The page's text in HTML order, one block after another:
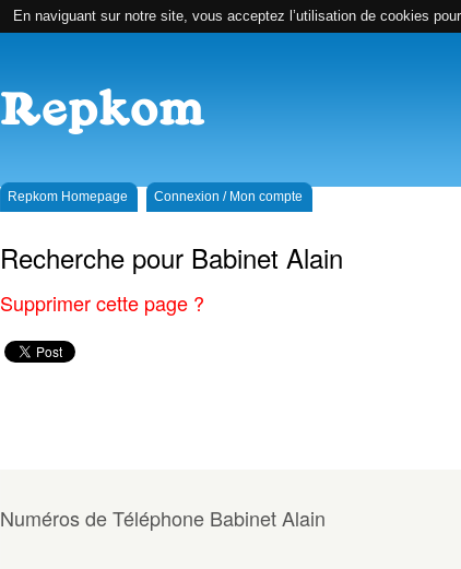
En naviguant sur notre site, vous acceptez l’utilisation de cookies
Repkom Homepage Connexion / Mon compte
Recherche pour Babinet Alain
Supprimer cette page ?
Numéros de Téléphone Babinet Alain